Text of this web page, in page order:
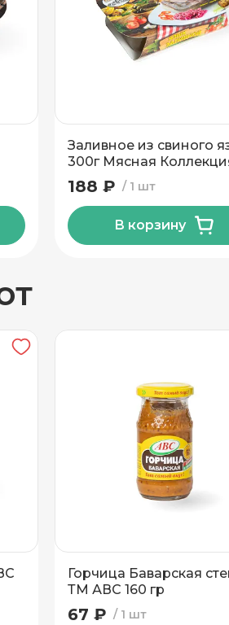
Заливное из свиного
300г Мясная
1 шт
188 ₽
В корзину
Горчица Баварская
ТМ АВС 160 гр
1 шт
67 ₽